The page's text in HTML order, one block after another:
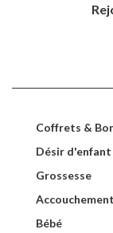
Coffrets &
Désir d'enfant
Grossesse
Accouchement
Bébé